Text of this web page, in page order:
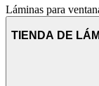
Láminas para
TIENDA DE